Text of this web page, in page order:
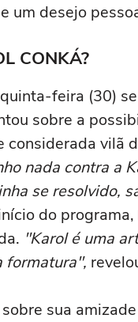
um desejo
CONKÁ?
feira (30)
sobre a
considerada vilã
nada contra a
se resolvido,
do
"Karol é uma
formatura",
sua